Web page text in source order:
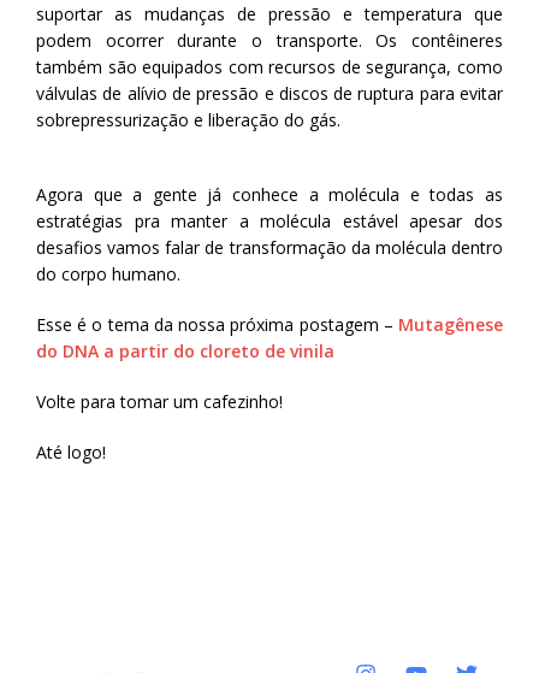
suportar as mudanças de pressão e temperatura que
podem ocorrer durante o transporte. Os contêineres
também são equipados com recursos de segurança, como
válvulas de alívio de pressão e discos de ruptura para evitar
sobrepressurização e liberação do gás.
Agora que a gente já conhece a molécula e todas as
estratégias pra manter a molécula estável apesar dos
desafios vamos falar de transformação da molécula dentro
do corpo humano.
Esse é o tema da nossa próxima postagem – Mutagênese
do DNA a partir do cloreto de vinila
Volte para tomar um cafezinho!
Até logo!